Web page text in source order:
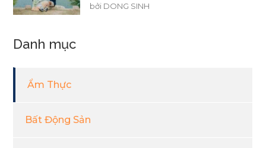
bởi DONG SINH
Danh mục
Ẩm Thực
Bất Động Sản